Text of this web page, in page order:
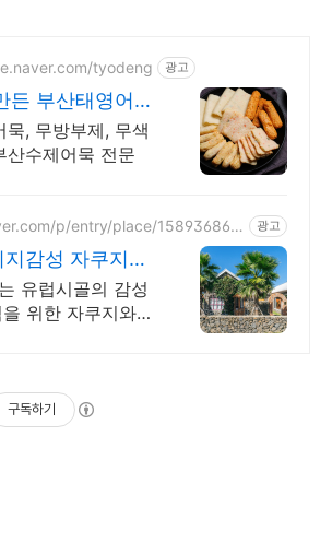
tyodeng 광고
든 부산태영어묵
비 이게 수제다
, 무방부제, 무색
산수제어묵 전문
p/entry/place/158936865
광고
감성 자쿠지독
주여행, 유럽감
유럽시골의 감성
위한 자쿠지와
구독하기